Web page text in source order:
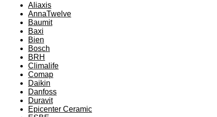
Aliaxis
AnnaTwelve
Baumit
Baxi
Bien
Bosch
BRH
Climalife
Comap
Daikin
Danfoss
Duravit
Epicenter Ceramic